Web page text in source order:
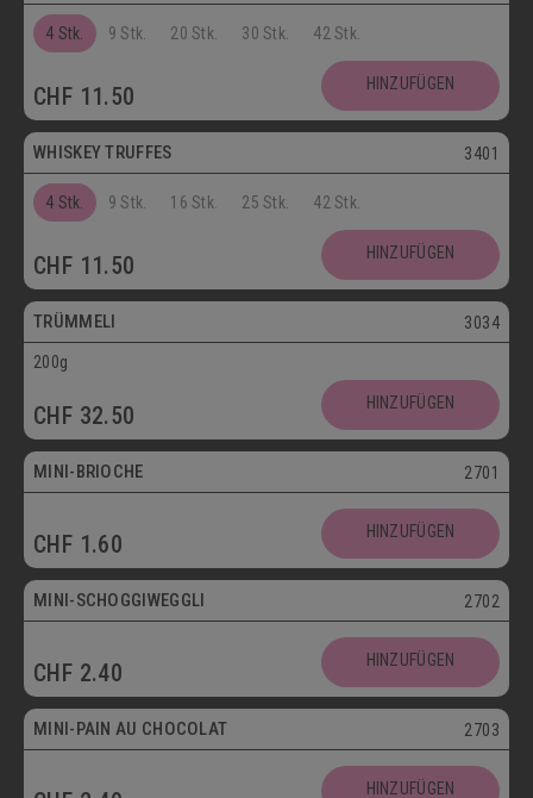
4 Stk. 9 Stk. 20 Stk. 30 Stk. 42 Stk.
CHF 11.50 HINZUFÜGEN
Vegetarisch
WHISKEY TRUFFES 3401
4 Stk. 9 Stk. 16 Stk. 25 Stk. 42 Stk.
CHF 11.50 HINZUFÜGEN
Vegetarisch
TRÜMMELI 3034
200g
CHF 32.50 HINZUFÜGEN
Vegetarisch
MINI-BRIOCHE 2701
CHF 1.60 HINZUFÜGEN
Vegetarisch
MINI-SCHOGGIWEGGLI 2702
CHF 2.40 HINZUFÜGEN
Vegetarisch
MINI-PAIN AU CHOCOLAT 2703
HINZUFÜGEN